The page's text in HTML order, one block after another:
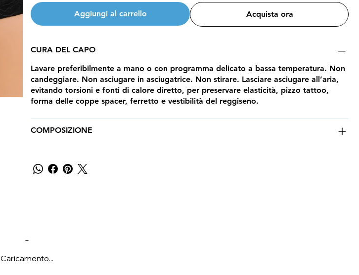
Aggiungi al carrello Acquista ora
CURA DEL CAPO
Lavare preferibilmente a mano o con programma delicato a bassa temperatura. Non
candeggiare. Non asciugare in asciugatrice. Non stirare. Lasciare asciugare all’aria,
evitando torsioni e fonti di calore diretto, per preservare elasticità, pizzo tattoo,
forma delle coppe spacer, ferretto e vestibilità del reggiseno.
COMPOSIZIONE
Caricamento...